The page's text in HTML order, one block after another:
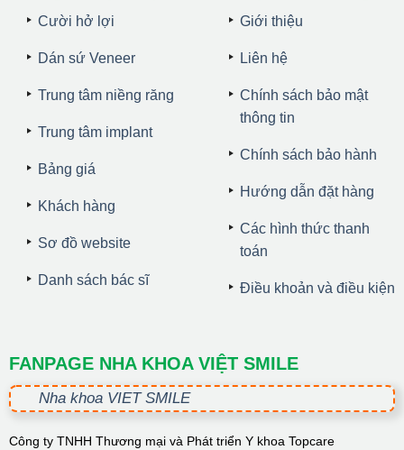
Cười hở lợi
Dán sứ Veneer
Trung tâm niềng răng
Trung tâm implant
Bảng giá
Khách hàng
Sơ đồ website
Danh sách bác sĩ
Giới thiệu
Liên hệ
Chính sách bảo mật
thông tin
Chính sách bảo hành
Hướng dẫn đặt hàng
Các hình thức thanh
toán
Điều khoản và điều kiện
FANPAGE NHA KHOA VIỆT SMILE
Nha khoa VIET SMILE
Công ty TNHH Thương mại và Phát triển Y khoa Topcare